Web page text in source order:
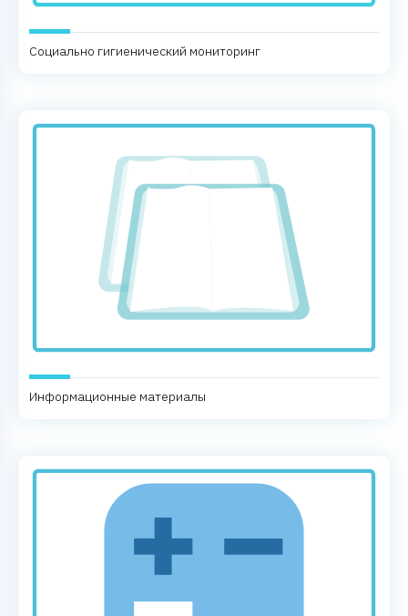
Социально гигиенический мониторинг
Информационные материалы